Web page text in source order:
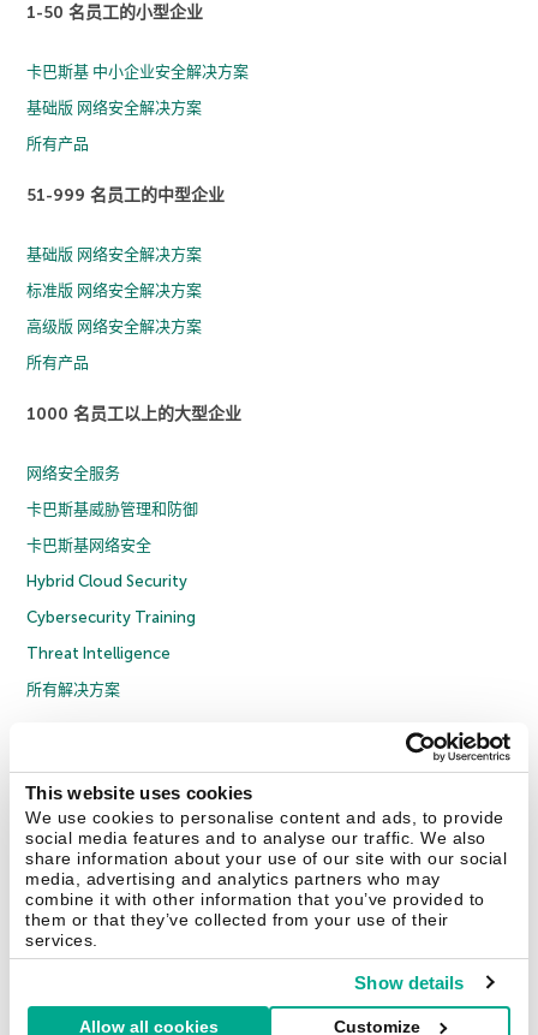
This website uses cookies
We use cookies to personalise content and ads, to provide
social media features and to analyse our traffic. We also
share information about your use of our site with our social
media, advertising and analytics partners who may
combine it with other information that you’ve provided to
them or that they’ve collected from your use of their
services.
Show details
Allow all cookies Customize
1-50 名员工的小型企业
卡巴斯基 中小企业安全解决方案
基础版 网络安全解决方案
所有产品
51-999 名员工的中型企业
基础版 网络安全解决方案
标准版 网络安全解决方案
高级版 网络安全解决方案
所有产品
1000 名员工以上的大型企业
网络安全服务
卡巴斯基威胁管理和防御
卡巴斯基网络安全
Hybrid Cloud Security
Cybersecurity Training
Threat Intelligence
所有解决方案
隐私策略
反腐败政策
许可协议 B2B
京ICP备12053225号
京公网安备 11010102001169号
联系我们 关于我们 合作伙伴 Blog 资源中心 新闻稿
Securelist Eugene Personal Blog